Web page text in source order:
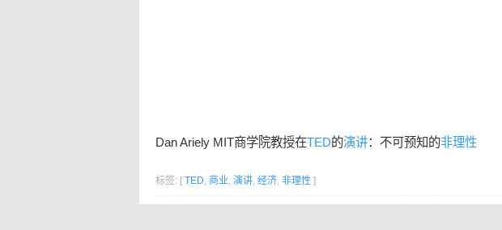
Dan Ariely MIT商学院教授在TED的演讲：不可预知的非理性
标签: [ TED, 商业, 演讲, 经济, 非理性 ]